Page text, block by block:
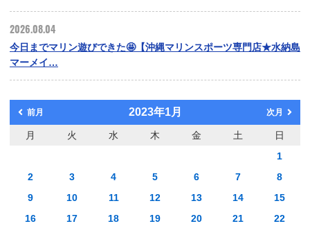
2026.08.04
今日までマリン遊びできた🤩【沖縄マリンスポーツ専門店★水納島
マーメイ…
前月 2023年1月 次月
月 火 水 木 金 土
日
1
2
3 4 5 6 7
8
9
10 11 12 13 14
15
16
17 18 19 20 21 22